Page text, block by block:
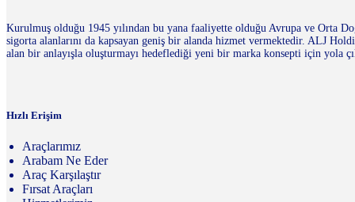
Kurulmuş olduğu 1945 yılından bu yana faaliyette olduğu Avrupa ve Orta
sigorta alanlarını da kapsayan geniş bir alanda hizmet vermektedir. ALJ
alan bir anlayışla oluşturmayı hedeflediği yeni bir marka konsepti için yola
Hızlı Erişim
Araçlarımız
Arabam Ne Eder
Araç Karşılaştır
Fırsat Araçları